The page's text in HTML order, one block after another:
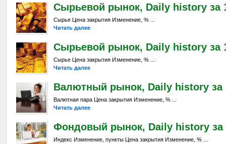
Сырьевой рынок, Daily history за
Сырье Цена закрытия Изменение, % ...
Читать далее
Сырьевой рынок, Daily history за
Сырье Цена закрытия Изменение, % ...
Читать далее
Валютный рынок, Daily history за
Валютная пара Цена закрытия Изменение, % ...
Читать далее
Фондовый рынок, Daily history за
Индекс Изменение, пункты Цена закрытия Изменение, % ...